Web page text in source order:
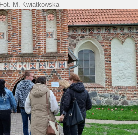
Fot. M. Kwiatkowska